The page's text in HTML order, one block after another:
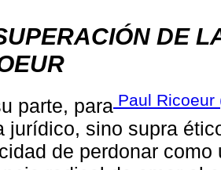
DE
parte, para Paul Ricoeur
jurídico, sino supra
de perdonar